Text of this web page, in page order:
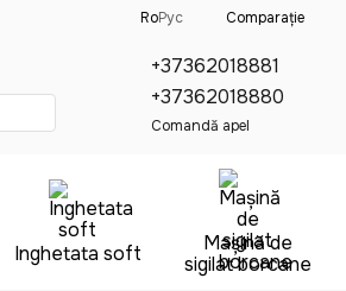
RoРус Comparație
+37362018881
+37362018880
Comandă apel
Inghetata soft
Mașină de
sigilat borcane